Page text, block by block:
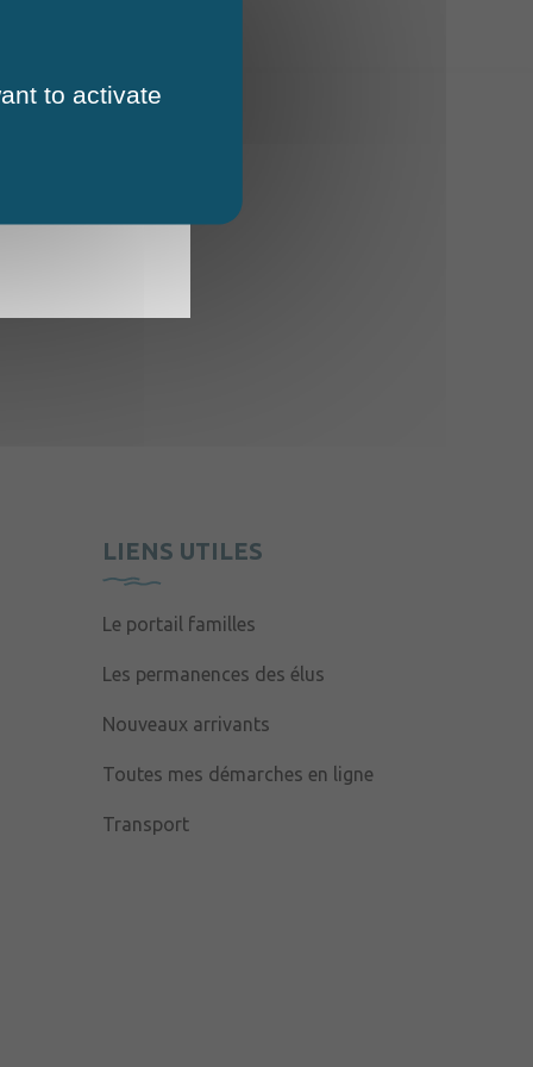
LIENS UTILES
Le portail familles
Les permanences des élus
Nouveaux arrivants
Toutes mes démarches en ligne
Transport
to activate